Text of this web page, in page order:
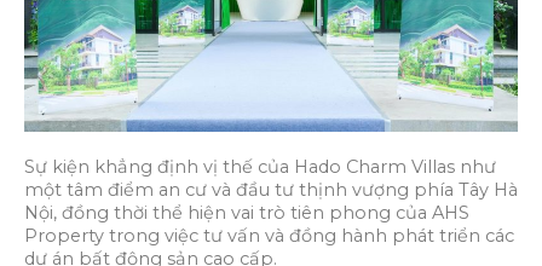
Sự kiện khẳng định vị thế của Hado Charm Villas như
một tâm điểm an cư và đầu tư thịnh vượng phía Tây Hà
Nội, đồng thời thể hiện vai trò tiên phong của AHS
Property trong việc tư vấn và đồng hành phát triển các
dự án bất động sản cao cấp.